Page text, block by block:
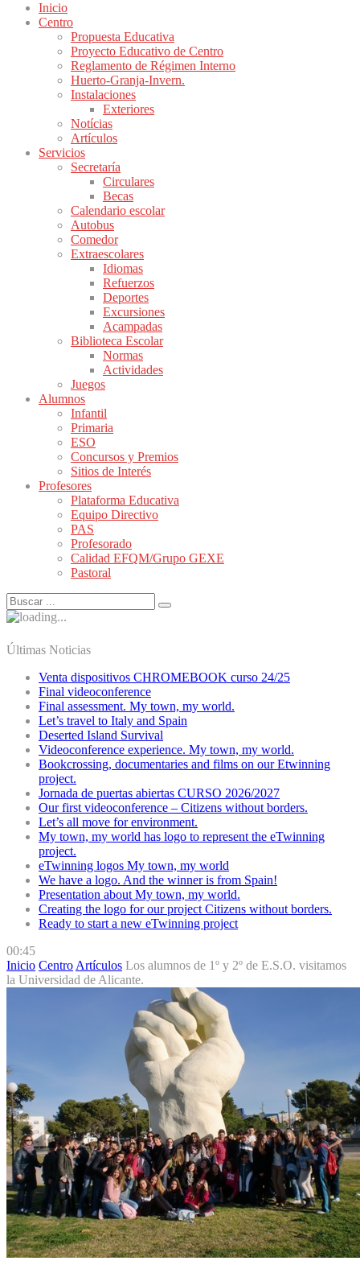
Inicio
Centro
Propuesta Educativa
Proyecto Educativo de Centro
Reglamento de Régimen Interno
Huerto-Granja-Invern.
Instalaciones
Exteriores
Notícias
Artículos
Servicios
Secretaría
Circulares
Becas
Calendario escolar
Autobus
Comedor
Extraescolares
Idiomas
Refuerzos
Deportes
Excursiones
Acampadas
Biblioteca Escolar
Normas
Actividades
Juegos
Alumnos
Infantil
Primaria
ESO
Concursos y Premios
Sitios de Interés
Profesores
Plataforma Educativa
Equipo Directivo
PAS
Profesorado
Calidad EFQM/Grupo GEXE
Pastoral
Últimas Noticias
Venta dispositivos CHROMEBOOK curso 24/25
Final videoconference
Final assessment. My town, my world.
Let’s travel to Italy and Spain
Deserted Island Survival
Videoconference experience. My town, my world.
Bookcrossing, documentaries and films on our Etwinning
project.
Jornada de puertas abiertas CURSO 2026/2027
Our first videoconference – Citizens without borders.
Let’s all move for environment.
My town, my world has logo to represent the eTwinning
project.
eTwinning logos My town, my world
We have a logo. And the winner is from Spain!
Presentation about My town, my world.
Creating the logo for our project Citizens without borders.
Ready to start a new eTwinning project
00:45
Inicio Centro Artículos Los alumnos de 1º y 2º de E.S.O. visitamos
la Universidad de Alicante.